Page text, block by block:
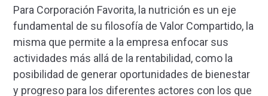
Para Corporación Favorita, la nutrición es un eje
fundamental de su filosofía de Valor Compartido, la
misma que permite a la empresa enfocar sus
actividades más allá de la rentabilidad, como la
posibilidad de generar oportunidades de bienestar
y progreso para los diferentes actores con los que